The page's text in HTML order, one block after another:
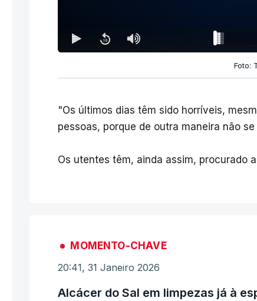
Foto:
"Os últimos dias têm sido horríveis,
pessoas, porque de outra maneira não
Os utentes têm, ainda assim, procurado
MOMENTO-CHAVE
20:41, 31 Janeiro 2026
Alcácer do Sal em limpezas já à